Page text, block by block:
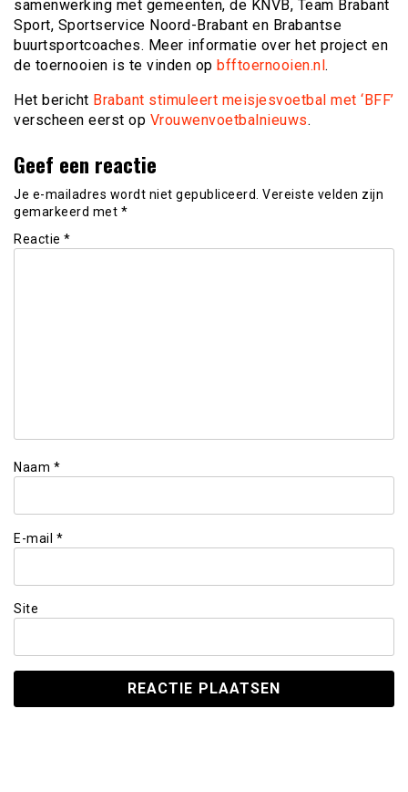
samenwerking met gemeenten, de KNVB, Team Brabant
Sport, Sportservice Noord-Brabant en Brabantse
buurtsportcoaches. Meer informatie over het project en
de toernooien is te vinden op bfftoernooien.nl.
Het bericht Brabant stimuleert meisjesvoetbal met ‘BFF’
verscheen eerst op Vrouwenvoetbalnieuws.
Geef een reactie
Je e-mailadres wordt niet gepubliceerd. Vereiste velden zijn
gemarkeerd met *
Reactie *
Naam *
E-mail *
Site